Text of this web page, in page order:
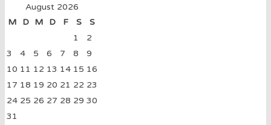
August 2026
M
D M D F S
S
1
2
3
4 5 6 7 8
9
10 11 12 13 14 15 16
17 18 19 20 21 22 23
24 25 26 27 28 29 30
31